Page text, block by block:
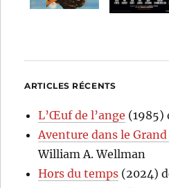
ARTICLES RÉCENTS
L’Œuf de l’ange (1985)
Aventure dans le
William A. Wellman
Hors du temps (2024)